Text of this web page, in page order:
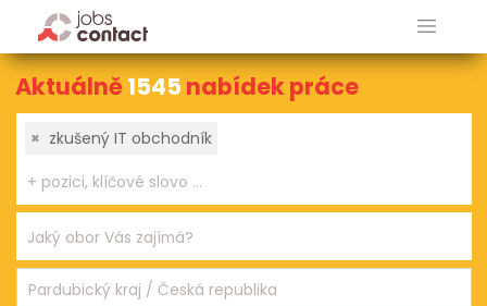
Aktuálně1545 nabídek práce
× zkušený IT obchodník